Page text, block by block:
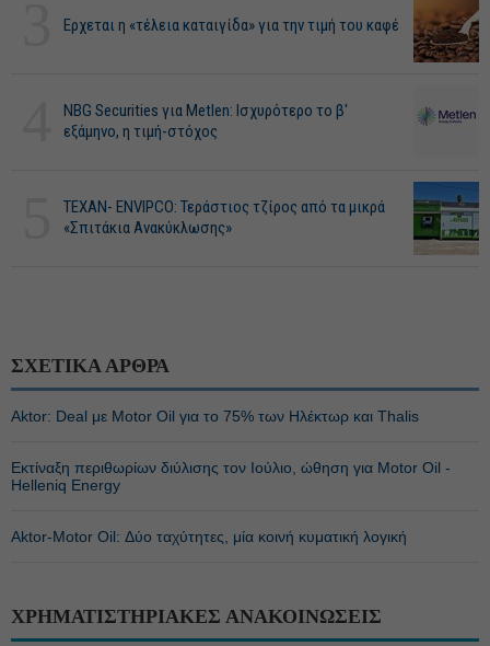
Ερχεται η «τέλεια καταιγίδα» για την τιμή του καφέ
NBG Securities για Metlen: Ισχυρότερο το β'
εξάμηνο, η τιμή-στόχος
ΤΕΧΑΝ- ENVIPCO: Τεράστιος τζίρος από τα μικρά
«Σπιτάκια Ανακύκλωσης»
ΣΧΕΤΙΚΑ ΑΡΘΡΑ
Aktor: Deal με Motor Oil για το 75% των Ηλέκτωρ και Thalis
Εκτίναξη περιθωρίων διύλισης τον Ιούλιο, ώθηση για Motor Oil -
Helleniq Energy
Αktor-Motor Oil: Δύο ταχύτητες, μία κοινή κυματική λογική
ΧΡΗΜΑΤΙΣΤΗΡΙΑΚΕΣ ΑΝΑΚΟΙΝΩΣΕΙΣ